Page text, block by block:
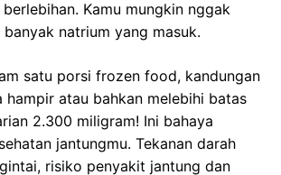
Kamu mungkin nggak
natrium yang masuk.
satu porsi frozen food, kandungan
hampir atau bahkan melebihi batas
2.300 miligram! Ini bahaya
jantungmu. Tekanan darah
risiko penyakit jantung dan